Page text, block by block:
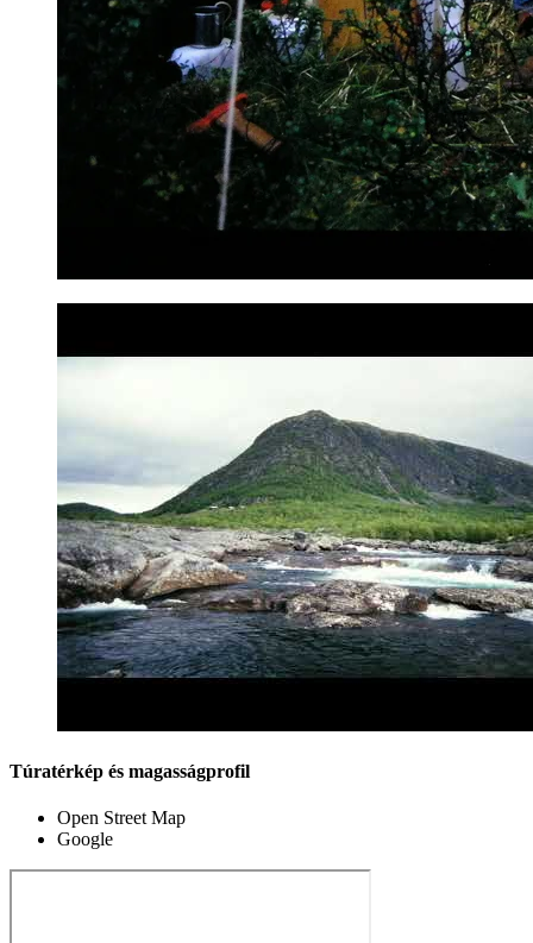
Túratérkép és magasságprofil
Open Street Map
Google